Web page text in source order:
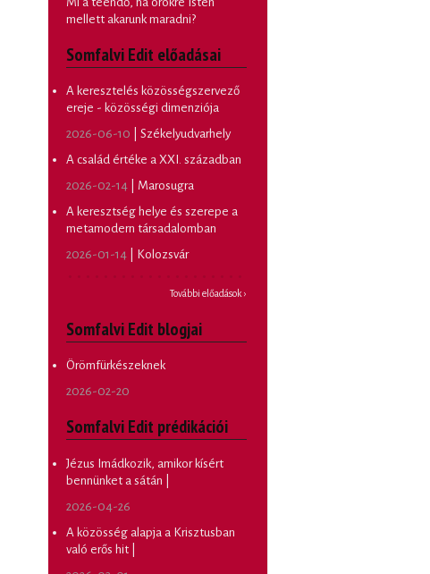
mellett akarunk maradni?
Somfalvi Edit előadásai
A keresztelés közösségszervező
ereje - közösségi dimenziója
2026-06-10 | Székelyudvarhely
A család értéke a XXI. században
2026-02-14 | Marosugra
A keresztség helye és szerepe a
metamodern társadalomban
2026-01-14 | Kolozsvár
További előadások ›
Somfalvi Edit blogjai
Örömfürkészeknek
2026-02-20
Somfalvi Edit prédikációi
Jézus Imádkozik, amikor kísért
bennünket a sátán |
2026-04-26
A közösség alapja a Krisztusban
való erős hit |